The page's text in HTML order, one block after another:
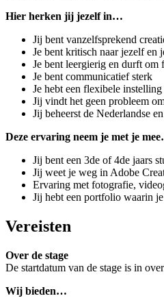
Hier herken jij jezelf in…
Jij bent vanzelfsprekend
Je bent kritisch naar jezelf en
Je bent leergierig en durft om
Je bent communicatief sterk
Je hebt een flexibele instelling
Jij vindt het geen probleem
Jij beheerst de Nederlandse
Deze ervaring neem je met je
Jij bent een 3de of 4de jaars
Jij weet je weg in Adobe
Ervaring met fotografie,
Jij hebt een portfolio waarin
Vereisten
Over de stage
De startdatum van de stage is in
Wij bieden…